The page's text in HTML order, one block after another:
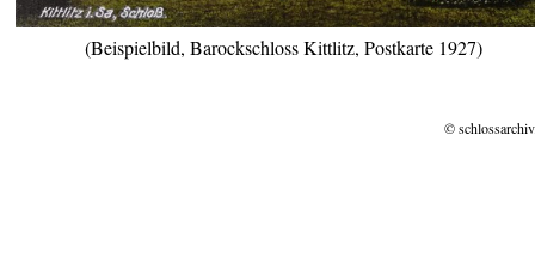
(Beispielbild, Barockschloss Kittlitz, Postkarte 1927)
©